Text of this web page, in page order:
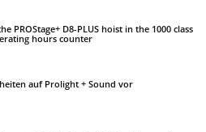
PROStage+ D8-PLUS hoist in the 1000 class
hours counter
auf Prolight + Sound vor